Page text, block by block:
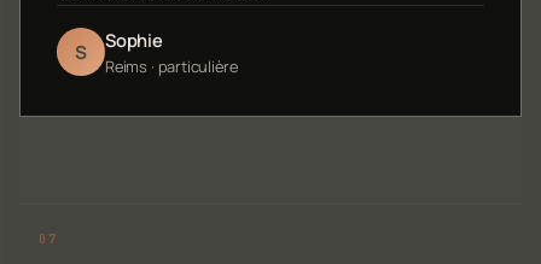
S Sophie
Reims · particulière